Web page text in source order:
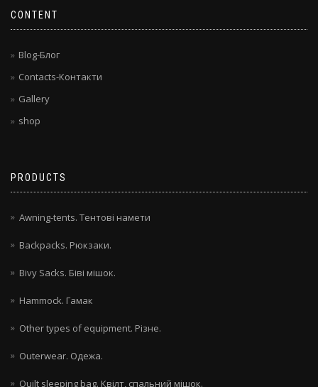
CONTENT
Blog-Блог
Contacts-Контакти
Gallery
shop
PRODUCTS
Awning-tents. Тентові намети
Backpacks. Рюкзаки.
Bivy Sacks. Біві мішок.
Hammock. Гамак
Other types of equipment. Різне.
Outerwear. Одежа.
Quilt sleeping bag. Квілт, спальний мішок.